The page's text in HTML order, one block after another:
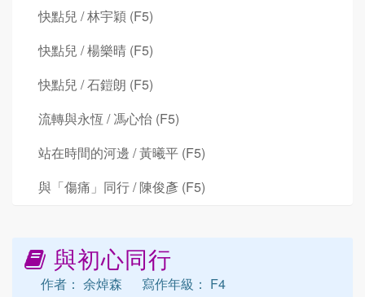
快點兒 / 林宇穎 (F5)
快點兒 / 楊樂晴 (F5)
快點兒 / 石鎧朗 (F5)
流轉與永恆 / 馮心怡 (F5)
站在時間的河邊 / 黃曦平 (F5)
與「傷痛」同行 / 陳俊彥 (F5)
與初心同行
作者： 余焯森
寫作年級： F4